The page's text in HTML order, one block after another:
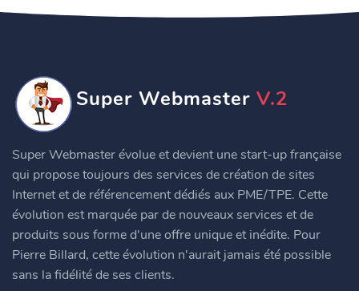
Super Webmaster V.2
Super Webmaster évolue et devient une start-up française
qui propose toujours des services de création de sites
Internet et de référencement dédiés aux PME/TPE. Cette
évolution est marquée par de nouveaux services et de
produits sous forme d'une offre unique et inédite. Pour
Pierre Billard, cette évolution n'aurait jamais été possible
sans la fidélité de ses clients.